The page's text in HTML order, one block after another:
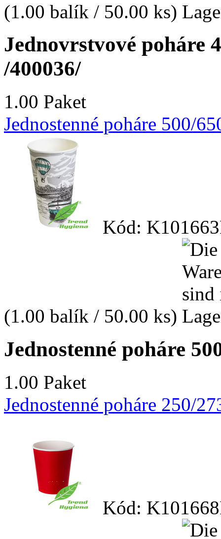
(1.00 balík / 50.00 ks)
Jednovrstvové poháre
/400036/
1.00 Paket
Jednostenné poháre 500/
Kód: K101663
(1.00 balík / 50.00 ks)
Jednostenné poháre
1.00 Paket
Jednostenné poháre 250/
Kód: K101668